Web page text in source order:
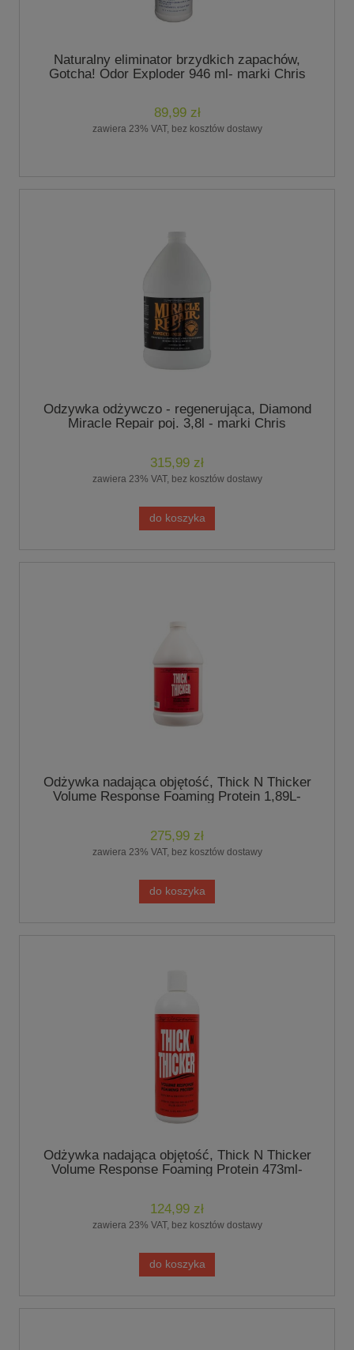
Naturalny eliminator brzydkich zapachów,
Gotcha! Odor Exploder 946 ml- marki Chris
89,99 zł
zawiera 23% VAT, bez kosztów dostawy
Odzywka odżywczo - regenerująca, Diamond
Miracle Repair poj. 3,8l - marki Chris
315,99 zł
zawiera 23% VAT, bez kosztów dostawy
do koszyka
Odżywka nadająca objętość, Thick N Thicker
Volume Response Foaming Protein 1,89L-
275,99 zł
zawiera 23% VAT, bez kosztów dostawy
do koszyka
Odżywka nadająca objętość, Thick N Thicker
Volume Response Foaming Protein 473ml-
124,99 zł
zawiera 23% VAT, bez kosztów dostawy
do koszyka